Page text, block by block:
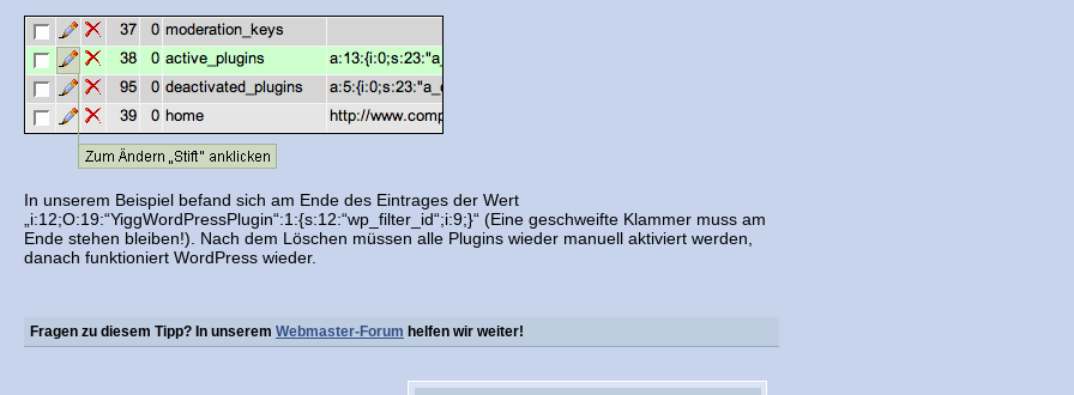
In unserem Beispiel befand sich am Ende des Eintrages der Wert
„i:12;O:19:“YiggWordPressPlugin“:1:{s:12:“wp_filter_id“;i:9;}“ (Eine geschweifte Klammer muss am
Ende stehen bleiben!). Nach dem Löschen müssen alle Plugins wieder manuell aktiviert werden,
danach funktioniert WordPress wieder.
Fragen zu diesem Tipp? In unserem Webmaster-Forum helfen wir weiter!